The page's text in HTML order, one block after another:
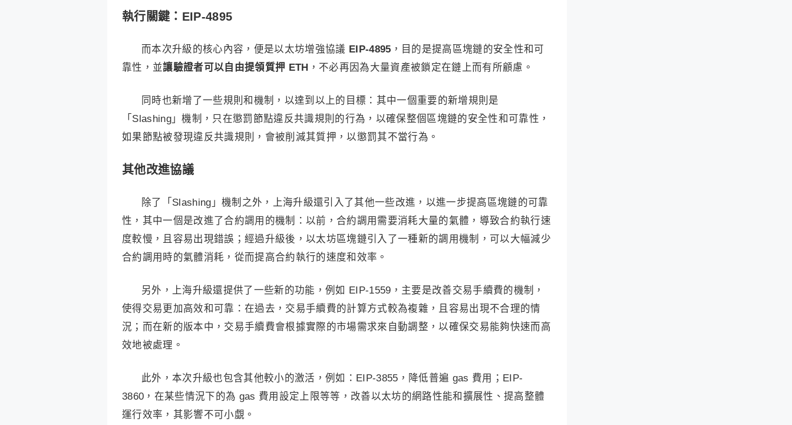
執行關鍵：EIP-4895
而本次升級的核心內容，便是以太坊增強協議 EIP-4895 ，目的是提高區塊鏈的安全性和可
靠性，並讓驗證者可以自由提領質押 ETH ，不必再因為大量資產被鎖定在鏈上而有所顧慮。
同時也新增了一些規則和機制，以達到以上的目標：其中一個重要的新增規則是
「Slashing」機制，只在懲罰節點違反共識規則的行為，以確保整個區塊鏈的安全性和可靠性，
如果節點被發現違反共識規則，會被削減其質押，以懲罰其不當行為。
其他改進協議
除了「Slashing」機制之外，上海升級還引入了其他一些改進，以進一步提高區塊鏈的可靠
性，其中一個是改進了合約調用的機制：以前，合約調用需要消耗大量的氣體，導致合約執行速
度較慢，且容易出現錯誤；經過升級後，以太坊區塊鏈引入了一種新的調用機制，可以大幅減少
合約調用時的氣體消耗，從而提高合約執行的速度和效率。
另外，上海升級還提供了一些新的功能，例如 EIP-1559，主要是改善交易手續費的機制，
使得交易更加高效和可靠：在過去，交易手續費的計算方式較為複雜，且容易出現不合理的情
況；而在新的版本中，交易手續費會根據實際的市場需求來自動調整，以確保交易能夠快速而高
效地被處理。
此外，本次升級也包含其他較小的激活，例如：EIP-3855，降低普遍 gas 費用；EIP-
3860，在某些情況下的為 gas 費用設定上限等等，改善以太坊的網路性能和擴展性、提高整體
運行效率，其影響不可小覷。